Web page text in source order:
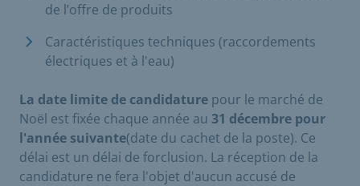
de l’offre de produits
Caractéristiques techniques (raccordements
électriques et à l'eau)
La date limite de candidature pour le marché de
Noël est fixée chaque année au 31 décembre pour
l'année suivante(date du cachet de la poste). Ce
délai est un délai de forclusion. La réception de la
candidature ne fera l'objet d'aucun accusé de